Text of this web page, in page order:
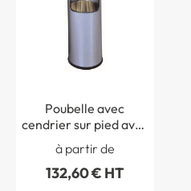
Poubelle avec
cendrier sur pied avec
à partir de
132,60 € HT